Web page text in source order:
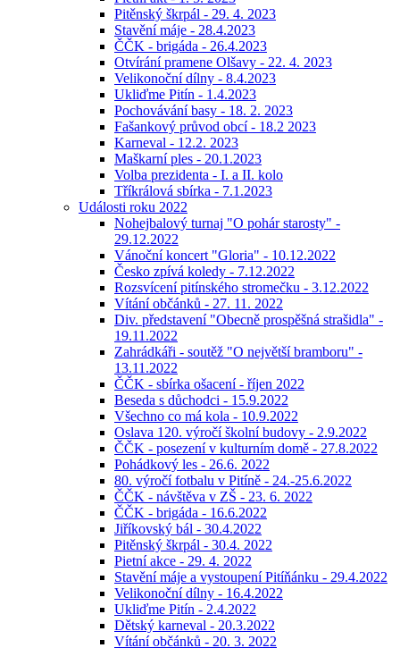
Pitěnský škrpál - 29. 4. 2023
Stavění máje - 28.4.2023
ČČK - brigáda - 26.4.2023
Otvírání pramene Olšavy - 22. 4. 2023
Velikonoční dílny - 8.4.2023
Ukliďme Pitín - 1.4.2023
Pochovávání basy - 18. 2. 2023
Fašankový průvod obcí - 18.2 2023
Karneval - 12.2. 2023
Maškarní ples - 20.1.2023
Volba prezidenta - I. a II. kolo
Tříkrálová sbírka - 7.1.2023
Události roku 2022
Nohejbalový turnaj "O pohár starosty" -
29.12.2022
Vánoční koncert "Gloria" - 10.12.2022
Česko zpívá koledy - 7.12.2022
Rozsvícení pitínského stromečku - 3.12.2022
Vítání občánků - 27. 11. 2022
Div. představení "Obecně prospěšná strašidla" -
19.11.2022
Zahrádkáři - soutěž "O největší bramboru" -
13.11.2022
ČČK - sbírka ošacení - říjen 2022
Beseda s důchodci - 15.9.2022
Všechno co má kola - 10.9.2022
Oslava 120. výročí školní budovy - 2.9.2022
ČČK - posezení v kulturním domě - 27.8.2022
Pohádkový les - 26.6. 2022
80. výročí fotbalu v Pitíně - 24.-25.6.2022
ČČK - návštěva v ZŠ - 23. 6. 2022
ČČK - brigáda - 16.6.2022
Jiříkovský bál - 30.4.2022
Pitěnský škrpál - 30.4. 2022
Pietní akce - 29. 4. 2022
Stavění máje a vystoupení Pitíňánku - 29.4.2022
Velikonoční dílny - 16.4.2022
Ukliďme Pitín - 2.4.2022
Dětský karneval - 20.3.2022
Vítání občánků - 20. 3. 2022